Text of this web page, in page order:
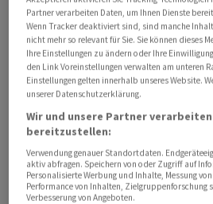
USA Nvidia Corporation Q4-
Termine Konjunktur
      JPN Handelsbilanz 1/24
      POL Einzelhandelsumsatz 1/24
EUR Verbrauchervertrauen 2/
USA FOMC Sitzungsprotokoll
LUX Urteil des EU-Gerichts
Ursprungsbezeichnung
Partner verarbeiten Daten, um Ihnen Dienste
Wenn Tracker deaktiviert sind, sind manche
nicht mehr so relevant für Sie. Sie können dieses
Ihre Einstellungen zu ändern oder Ihre
den Link Voreinstellungen verwalten am unteren
Einstellungen gelten innerhalb unseres Website.
unserer Datenschutzerklärung.
Wir und unsere Partner
bereitzustellen:
Verwendung genauer Standortdaten.
aktiv abfragen. Speichern von oder Zugriff auf
Personalisierte Werbung und Inhalte, Messung
Performance von Inhalten, Zielgruppenforschung
Verbesserung von Angeboten.